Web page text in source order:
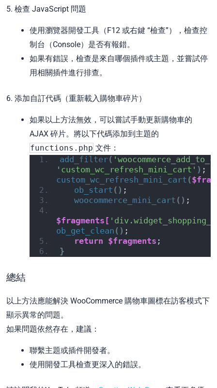
5. 檢查 JavaScript 問題
使用瀏覽器開發工具（F12 或右鍵 “檢查”），檢查控
制台（Console）是否有報錯。
如果有錯誤，檢查是來自哪個插件或主題，並嘗試停
用相關插件進行排查。
6. 添加自訂代碼（重新載入購物車碎片）
如果以上方法無效，可以嘗試手動更新購物車的
AJAX 碎片。將以下代碼添加到主題的
functions.php 文件：
add_filter(
'custom_wc_refresh_mini_cart' ) ;
custom_wc_refresh_mini_cart (
ob_start () ;
woocommerce_mini_cart () ;
$fragments[
ob_get_clean () ;
return $fragments ;
}
總結
以上方法應能解決 WooCommerce 購物車圖標在訪客模式下
顯示異常的問題。
如果問題依然存在，建議：
聯繫主題或插件開發者。
使用開發工具檢查更深入的錯誤。